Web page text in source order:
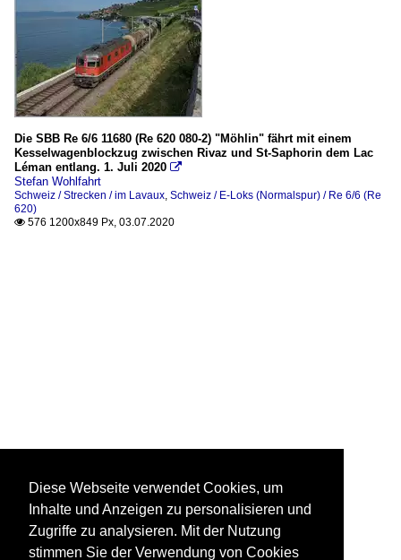
Die SBB Re 6/6 11680 (Re 620 080-2) "Möhlin" fährt mit einem
Kesselwagenblockzug zwischen Rivaz und St-Saphorin dem Lac
Léman entlang. 1. Juli 2020 
Stefan Wohlfahrt
Schweiz / Strecken / im Lavaux Schweiz / E-Loks (Normalspur) / Re 6/6 (Re
620)
 576 1200x849 Px, 03.07.2020
Diese Webseite verwendet Cookies, um
Inhalte und Anzeigen zu personalisieren und
Zugriffe zu analysieren. Mit der Nutzung
stimmen Sie der Verwendung von Cookies